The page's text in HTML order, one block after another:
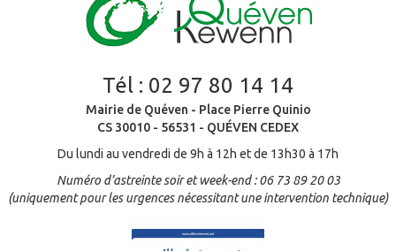
Tél : 02 97 80 14 14
Mairie de Quéven - Place Pierre Quinio
CS 30010 - 56531 - QUÉVEN CEDEX
Du lundi au vendredi de 9h à 12h et de 13h30 à 17h
Numéro d’astreinte soir et week-end : 06 73 89 20 03
(uniquement pour les urgences nécessitant une intervention technique)